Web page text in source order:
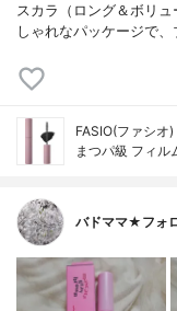
スカラ（ロング＆ボリ
しゃれなパッケージで
FASIO(ファシオ)
まつパ級 フィル
バドママ★フォ